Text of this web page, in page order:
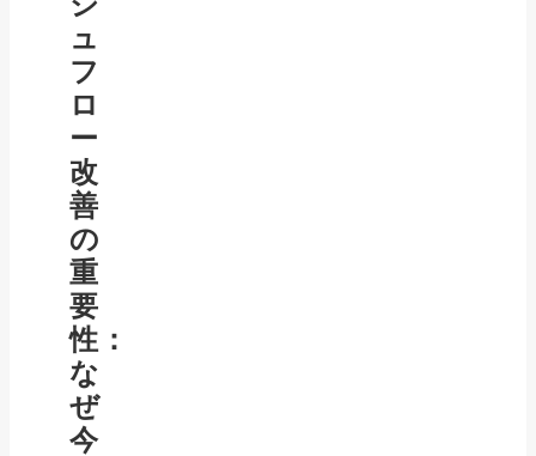
ュ
フ
ロ
ー
改
善
の
重
要
性：
な
ぜ
今